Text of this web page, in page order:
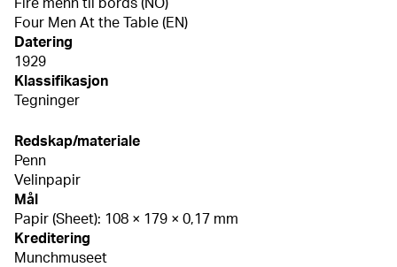
Fire menn til bords (NO)
Four Men At the Table (EN)
Datering
1929
Klassifikasjon
Tegninger
Redskap/materiale
Penn
Velinpapir
Mål
Papir (Sheet): 108 × 179 × 0,17 mm
Kreditering
Munchmuseet